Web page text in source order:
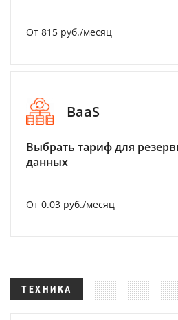
От 815 руб./месяц
BaaS
Выбрать тариф для
данных
От 0.03 руб./месяц
ТЕХНИКА